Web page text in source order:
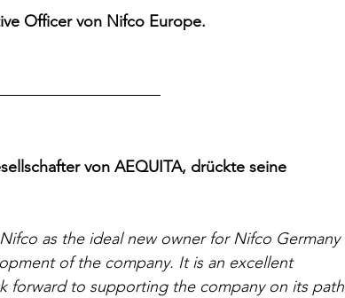
Officer von Nifco Europe.
von AEQUITA, drückte seine
as the ideal new owner for Nifco Germany
of the company. It is an excellent
forward to supporting the company on its path